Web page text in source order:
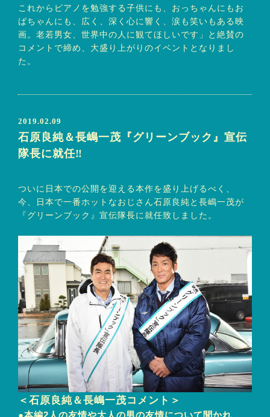
これからピアノを勉強する子供にも、おっちゃんにもお
ばちゃんにも、広く、深く心に響く、涙も笑いもある映
画。老若男女、世界中の人に観てほしいです」と絶賛の
コメントで締め、大盛り上がりのイベントとなりまし
た。
2019.02.09
石原良純＆長嶋一茂『グリーンブック』宣伝
隊長に就任‼
ついに日本での公開を迎える本作を盛り上げるべく、
今、日本で一番ホットなおじさん石原良純と長嶋一茂が
『グリーンブック』宣伝隊長に就任致しました。
＜石原良純＆長嶋一茂コメント＞